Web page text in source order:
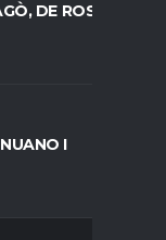
DE ROSSI E
I